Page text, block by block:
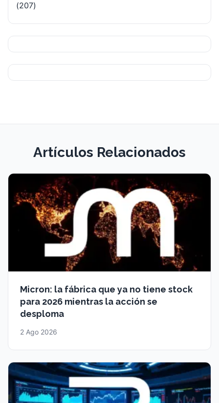
(207)
Artículos Relacionados
Micron: la fábrica que ya no tiene stock
para 2026 mientras la acción se
desploma
2 Ago 2026